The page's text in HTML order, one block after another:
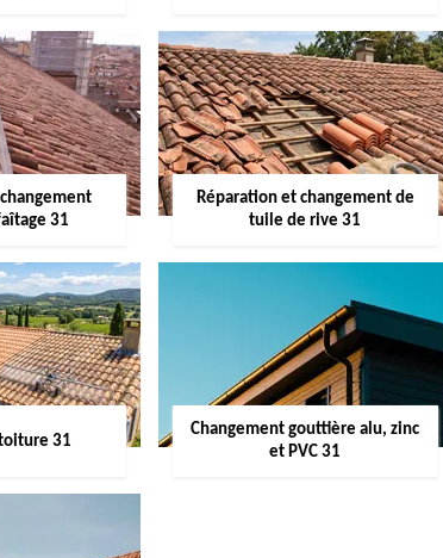
31
Réparation et changement de
tuile de rive 31
31
Changement gouttière alu, zinc
et PVC 31